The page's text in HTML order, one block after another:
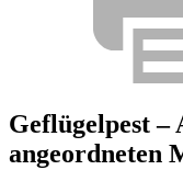
Geflügelpest –
angeordneten